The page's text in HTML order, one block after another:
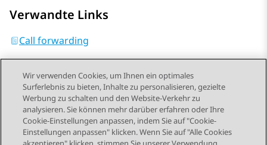
Verwandte Links
Call forwarding
Send Feedback
Wir verwenden Cookies, um Ihnen ein optimales
Surferlebnis zu bieten, Inhalte zu personalisieren, gezielte
Werbung zu schalten und den Website-Verkehr zu
analysieren. Sie können mehr darüber erfahren oder Ihre
Cookie-Einstellungen anpassen, indem Sie auf "Cookie-
Einstellungen anpassen" klicken. Wenn Sie auf "Alle Cookies